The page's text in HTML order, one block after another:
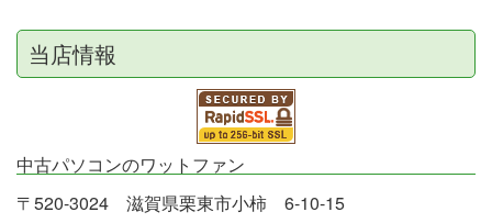
当店情報
中古パソコンのワットファン
〒520-3024 滋賀県栗東市小柿 6-10-15